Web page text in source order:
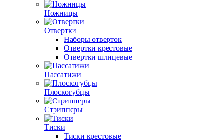
Ножницы
Отвертки
Наборы отверток
Отвертки крестовые
Отвертки шлицевые
Пассатижи
Плоскогубцы
Стрипперы
Тиски
Тиски крестовые